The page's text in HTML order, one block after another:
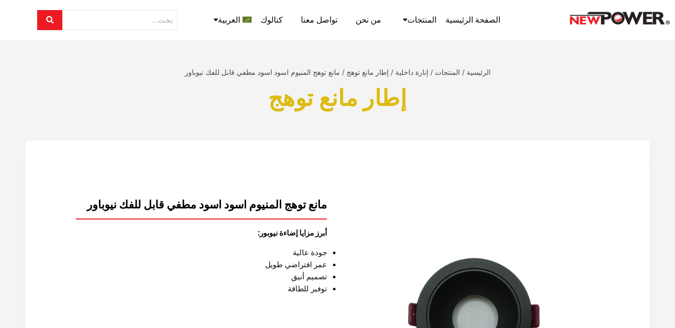
الصفحة الرئيسية المنتجات من نحن تواصل معنا كتالوك العربية
الرئيسية / المنتجات / إنارة داخلية / إطار مانع توهج / مانع توهج المنيوم اسود اسود مطفي قابل للفك نيوباور
إطار مانع توهج
مانع توهج المنيوم اسود اسود مطفي قابل للفك نيوباور
أبرز مزايا إضاءة نيوبور:
جودة عالية
عمر افتراضي طويل
تصميم أنيق
توفير للطاقة